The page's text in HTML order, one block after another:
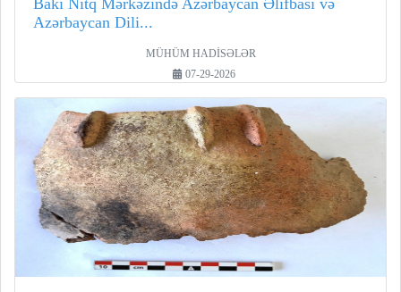
Bakı Nitq Mərkəzində Azərbaycan Əlifbası və
Azərbaycan Dili...
MÜHÜM HADİSƏLƏR
07-29-2026